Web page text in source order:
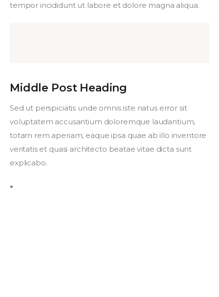
tempor incididunt ut labore et dolore magna aliqua.
Middle Post Heading
Sed ut perspiciatis unde omnis iste natus error sit
voluptatem accusantium doloremque laudantium,
totam rem aperiam, eaque ipsa quae ab illo inventore
veritatis et quasi architecto beatae vitae dicta sunt
explicabo.